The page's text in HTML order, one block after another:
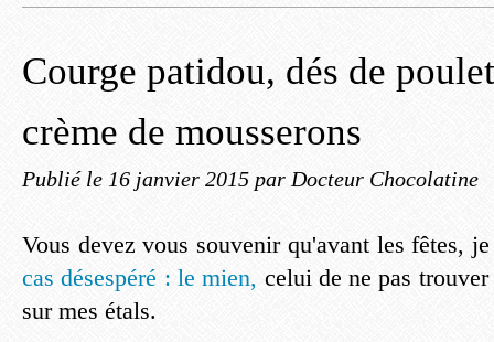
Courge patidou, dés de
crème de mousserons
Publié le 16 janvier 2015 par Docteur Chocolatine
Vous devez vous souvenir qu'avant les fêtes,
cas désespéré : le mien, celui de ne pas
sur mes étals.